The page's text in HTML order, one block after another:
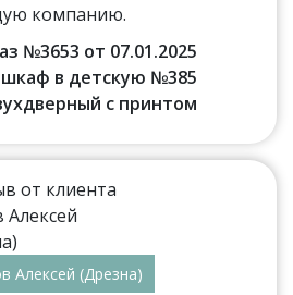
компанию.
№3653 от 07.01.2025
в детскую №385
с принтом
Алексей (Дрезна)